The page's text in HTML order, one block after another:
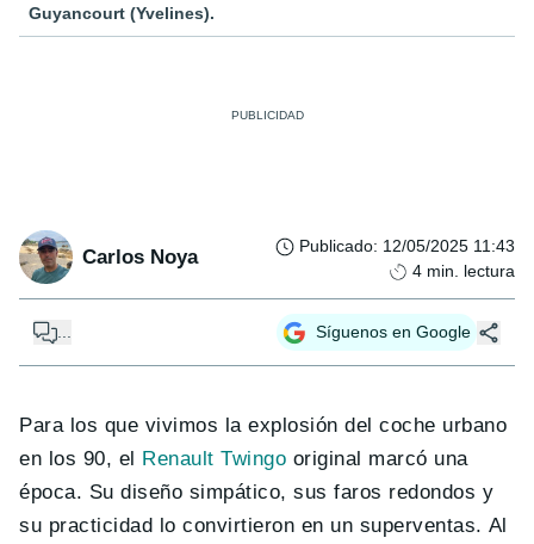
Guyancourt (Yvelines).
Carlos Noya Publicado: 12/05/2025 11:43
4 min. lectura
... Síguenos en Google
Para los que vivimos la explosión del coche urbano
en los 90, el
Renault Twingo original marcó una
época. Su diseño simpático, sus faros redondos y
su practicidad lo convirtieron en un superventas. Al